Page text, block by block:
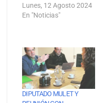
Lunes, 12 Agosto 2024
En "Noticias"
DIPUTADO MULET Y